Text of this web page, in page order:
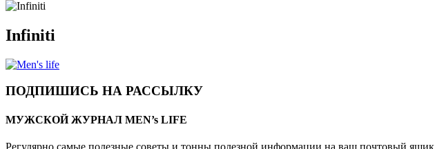
Infiniti
ПОДПИШИСЬ НА РАССЫЛКУ
МУЖСКОЙ ЖУРНАЛ MEN’s LIFE
Регулярно самые полезные советы и тонны полезной информации на ваш почтовый ящик